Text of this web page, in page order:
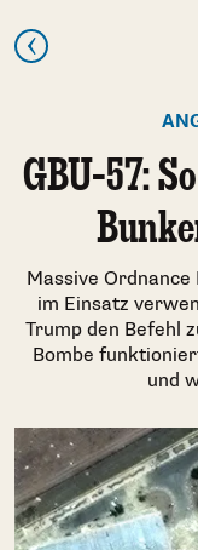
GBU-57:
Massive
im Einsatz
Trump den Befehl
Bombe
und